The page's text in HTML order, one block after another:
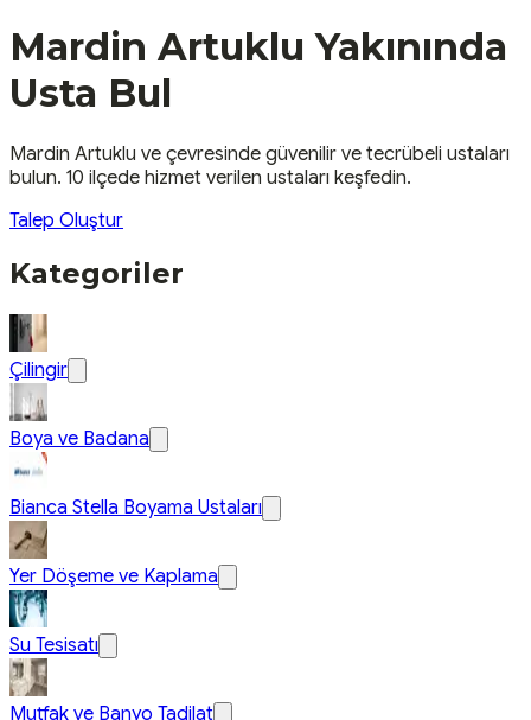
Mardin Artuklu Yakınında
Usta Bul
Mardin Artuklu ve çevresinde güvenilir ve tecrübeli ustaları
bulun. 10 ilçede hizmet verilen ustaları keşfedin.
Talep Oluştur
Kategoriler
Çilingir
Boya ve Badana
Bianca Stella Boyama Ustaları
Yer Döşeme ve Kaplama
Su Tesisatı
Mutfak ve Banyo Tadilat